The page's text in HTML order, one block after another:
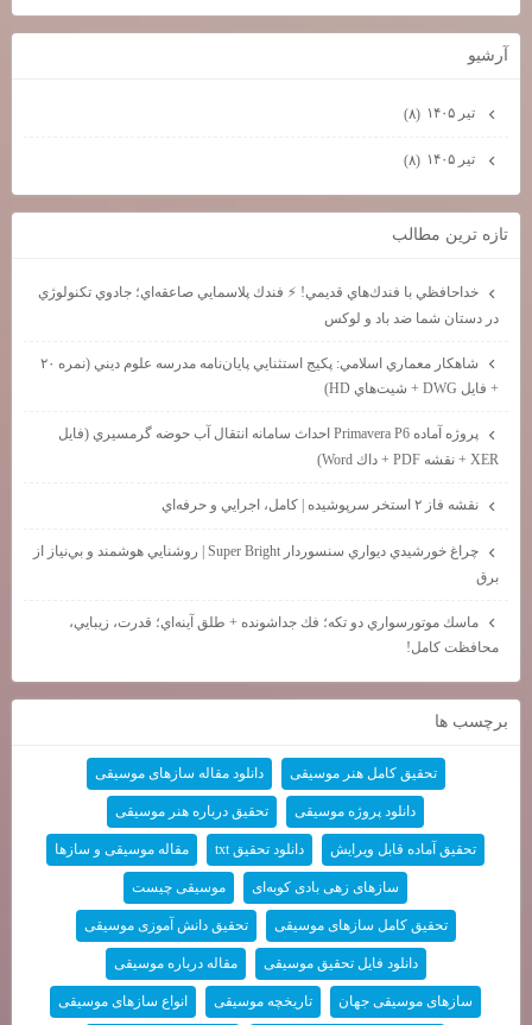
آرشيو
تیر ۱۴۰۵ (۸)
تیر ۱۴۰۵ (۸)
تازه ترين مطالب
خداحافظي با فندك‌هاي قديمي! ⚡ فندك پلاسمايي صاعقه‌اي؛ جادوي تكنولوژي
در دستان شما ضد باد و لوكس
شاهكار معماري اسلامي: پكيج استثنايي پايان‌نامه مدرسه علوم ديني (نمره ۲۰
+ فايل DWG + شيت‌هاي HD)
پروژه آماده Primavera P6 احداث سامانه انتقال آب حوضه گرمسيري (فايل
XER + نقشه PDF + داك Word)
نقشه فاز ۲ استخر سرپوشيده | كامل، اجرايي و حرفه‌اي
چراغ خورشيدي ديواري سنسوردار Super Bright | روشنايي هوشمند و بي‌نياز از
برق
ماسك موتورسواري دو تكه؛ فك جداشونده + طلق آينه‌اي؛ قدرت، زيبايي،
محافظت كامل!
برچسب ها
تحقیق کامل هنر موسیقی دانلود مقاله سازهای موسیقی
دانلود پروژه موسیقی تحقیق درباره هنر موسیقی
تحقیق آماده قابل ویرایش دانلود تحقیق txt مقاله موسیقی و سازها
سازهای زهی بادی کوبه‌ای موسیقی چیست
تحقیق کامل سازهای موسیقی تحقیق دانش آموزی موسیقی
دانلود فایل تحقیق موسیقی مقاله درباره موسیقی
سازهای موسیقی جهان تاریخچه موسیقی انواع سازهای موسیقی